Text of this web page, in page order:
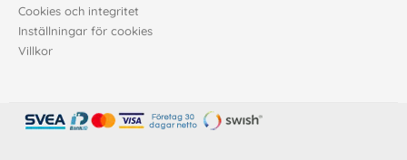
Cookies och integritet
Inställningar för cookies
Villkor